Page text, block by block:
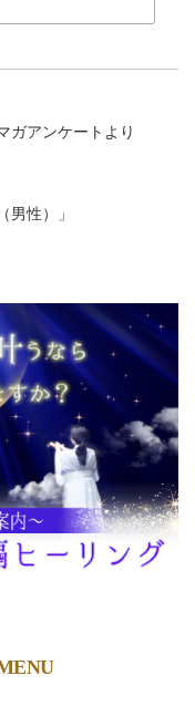
ガアンケートより
男性） 」